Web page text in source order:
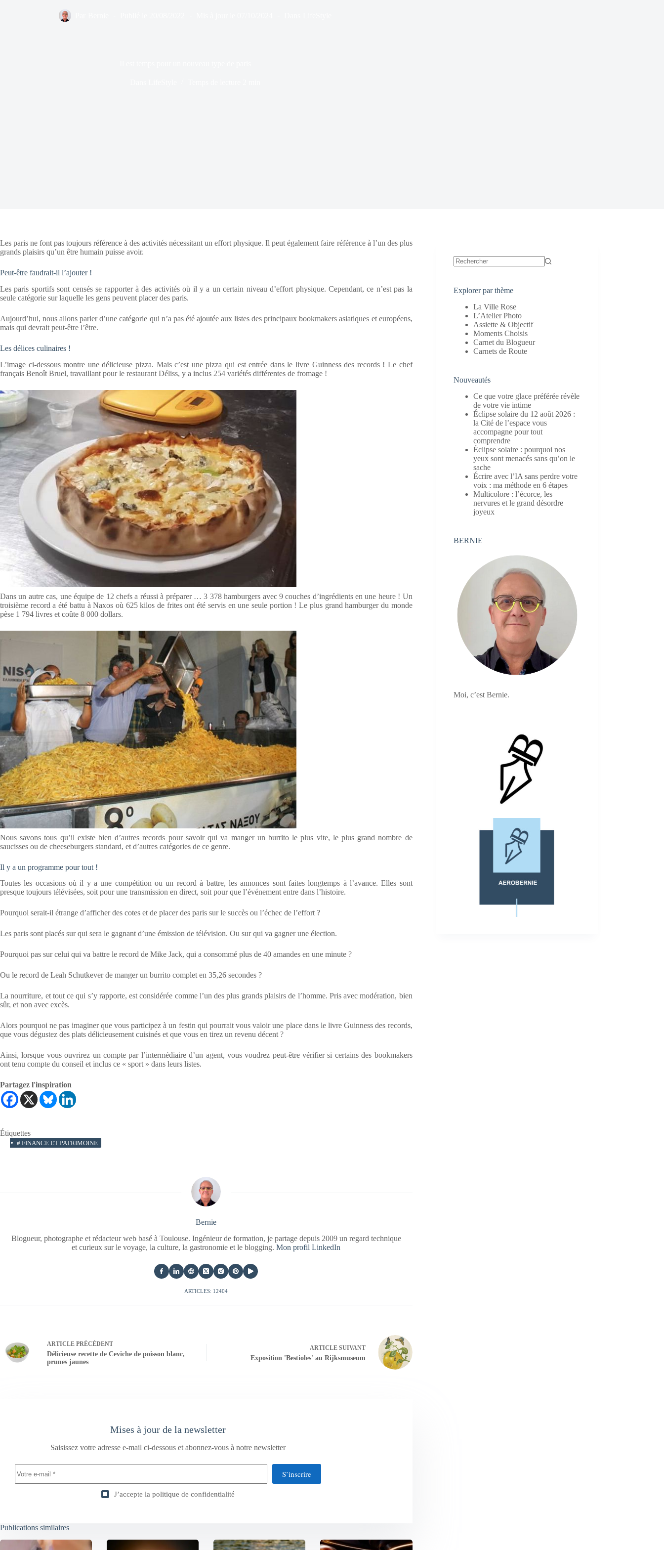
Les paris ne font pas toujours référence à des activités nécessitant un effort physique. Il peut également faire référence à l’un des plus
grands plaisirs qu’un être humain puisse avoir.
Peut-être faudrait-il l’ajouter !
Les paris sportifs sont censés se rapporter à des activités où il y a un certain niveau d’effort physique. Cependant, ce n’est pas la
seule catégorie sur laquelle les gens peuvent placer des paris.
Aujourd’hui, nous allons parler d’une catégorie qui n’a pas été ajoutée aux listes des principaux bookmakers asiatiques et européens,
mais qui devrait peut-être l’être.
Les délices culinaires !
L’image ci-dessous montre une délicieuse pizza. Mais c’est une pizza qui est entrée dans le livre Guinness des records ! Le chef
français Benoît Bruel, travaillant pour le restaurant Déliss, y a inclus 254 variétés différentes de fromage !
Dans un autre cas, une équipe de 12 chefs a réussi à préparer … 3 378 hamburgers avec 9 couches d’ingrédients en une heure ! Un
troisième record a été battu à Naxos où 625 kilos de frites ont été servis en une seule portion ! Le plus grand hamburger du monde
pèse 1 794 livres et coûte 8 000 dollars.
Nous savons tous qu’il existe bien d’autres records pour savoir qui va manger un burrito le plus vite, le plus grand nombre de
saucisses ou de cheeseburgers standard, et d’autres catégories de ce genre.
Il y a un programme pour tout !
Toutes les occasions où il y a une compétition ou un record à battre, les annonces sont faites longtemps à l’avance. Elles sont
presque toujours télévisées, soit pour une transmission en direct, soit pour que l’événement entre dans l’histoire.
Pourquoi serait-il étrange d’afficher des cotes et de placer des paris sur le succès ou l’échec de l’effort ?
Les paris sont placés sur qui sera le gagnant d’une émission de télévision. Ou sur qui va gagner une élection.
Pourquoi pas sur celui qui va battre le record de Mike Jack, qui a consommé plus de 40 amandes en une minute ?
Ou le record de Leah Schutkever de manger un burrito complet en 35,26 secondes ?
La nourriture, et tout ce qui s’y rapporte, est considérée comme l’un des plus grands plaisirs de l’homme. Pris avec modération, bien
sûr, et non avec excès.
Alors pourquoi ne pas imaginer que vous participez à un festin qui pourrait vous valoir une place dans le livre Guinness des records,
que vous dégustez des plats délicieusement cuisinés et que vous en tirez un revenu décent ?
Ainsi, lorsque vous ouvrirez un compte par l’intermédiaire d’un agent, vous voudrez peut-être vérifier si certains des bookmakers
ont tenu compte du conseil et inclus ce « sport » dans leurs listes.
Partagez l'inspiration
Étiquettes
# FINANCE ET PATRIMOINE
Bernie
Blogueur, photographe et rédacteur web basé à Toulouse. Ingénieur de formation, je partage depuis 2009 un regard technique
et curieux sur le voyage, la culture, la gastronomie et le blogging.Mon profil LinkedIn
ARTICLES: 12404
ARTICLE PRÉCÉDENT
Délicieuse recette de Ceviche de poisson blanc,
prunes jaunes
ARTICLESUIVANT
Exposition 'Bestioles' au Rijksmuseum
Mises à jour de la newsletter
Saisissez votre adresse e-mail ci-dessous et abonnez-vous à notre newsletter
S’inscrire
J’accepte la politique de confidentialité
Publications similaires
Explorer par thème
La Ville Rose
L’Atelier Photo
Assiette & Objectif
Moments Choisis
Carnet du Blogueur
Carnets de Route
Nouveautés
Ce que votre glace préférée révèle
de votre vie intime
Éclipse solaire du 12 août 2026 :
la Cité de l’espace vous
accompagne pour tout
comprendre
Éclipse solaire : pourquoi nos
yeux sont menacés sans qu’on le
sache
Écrire avec l’IA sans perdre votre
voix : ma méthode en 6 étapes
Multicolore : l’écorce, les
nervures et le grand désordre
joyeux
BERNIE
Moi, c’est Bernie.